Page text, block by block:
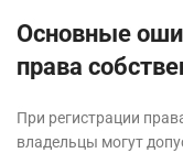
Основные
права
При регистрации
владельцы могут